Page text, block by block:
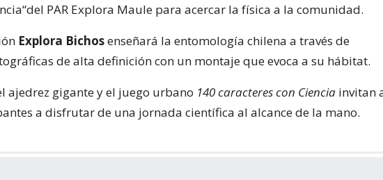
PAR Explora Maule para acercar la física a la comunidad.
Explora Bichosenseñará la entomología chilena a través de
de alta definición con un montaje que evoca a su hábitat.
ajedrez gigante y el juego urbano 140 caracteres con Ciencia invitan
a disfrutar de una jornada científica al alcance de la mano.